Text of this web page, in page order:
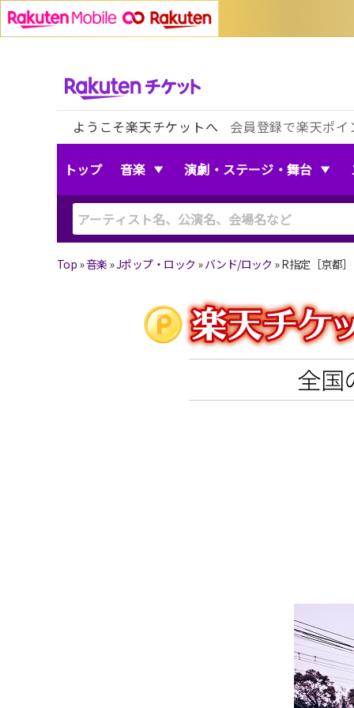
ようこそ楽天チケットへ 会員登録で楽天ポ
トップ 音楽 演劇・ステージ・舞台
Top »音楽 »Jポップ・ロック »バンド/ロック »R指定［京都］